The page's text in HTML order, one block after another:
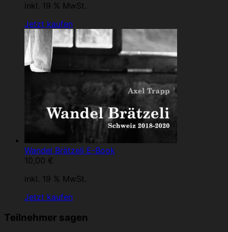
inkl. 19 % MwSt.
Jetzt kaufen
Wandel Brätzeli E-Book
10,00 €
inkl. 19 % MwSt.
Jetzt kaufen
Teilnehmer sagen